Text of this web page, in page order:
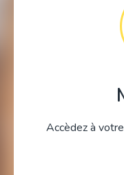
Accèdez à